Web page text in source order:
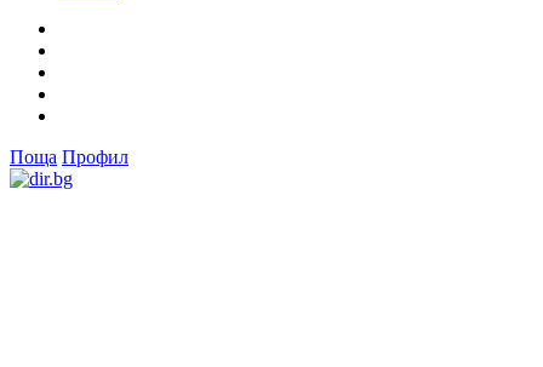
Поща Профил